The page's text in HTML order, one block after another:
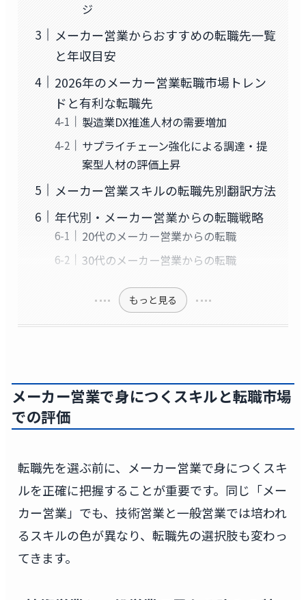
ジ
メーカー営業からおすすめの転職先一覧
と年収目安
2026年のメーカー営業転職市場トレン
ドと有利な転職先
製造業DX推進人材の需要増加
サプライチェーン強化による調達・提
案型人材の評価上昇
メーカー営業スキルの転職先別翻訳方法
年代別・メーカー営業からの転職戦略
20代のメーカー営業からの転職
30代のメーカー営業からの転職
もっと見る
メーカー営業で身につくスキルと転職市場
での評価
転職先を選ぶ前に、メーカー営業で身につくスキ
ルを正確に把握することが重要です。同じ「メー
カー営業」でも、技術営業と一般営業では培われ
るスキルの色が異なり、転職先の選択肢も変わっ
てきます。